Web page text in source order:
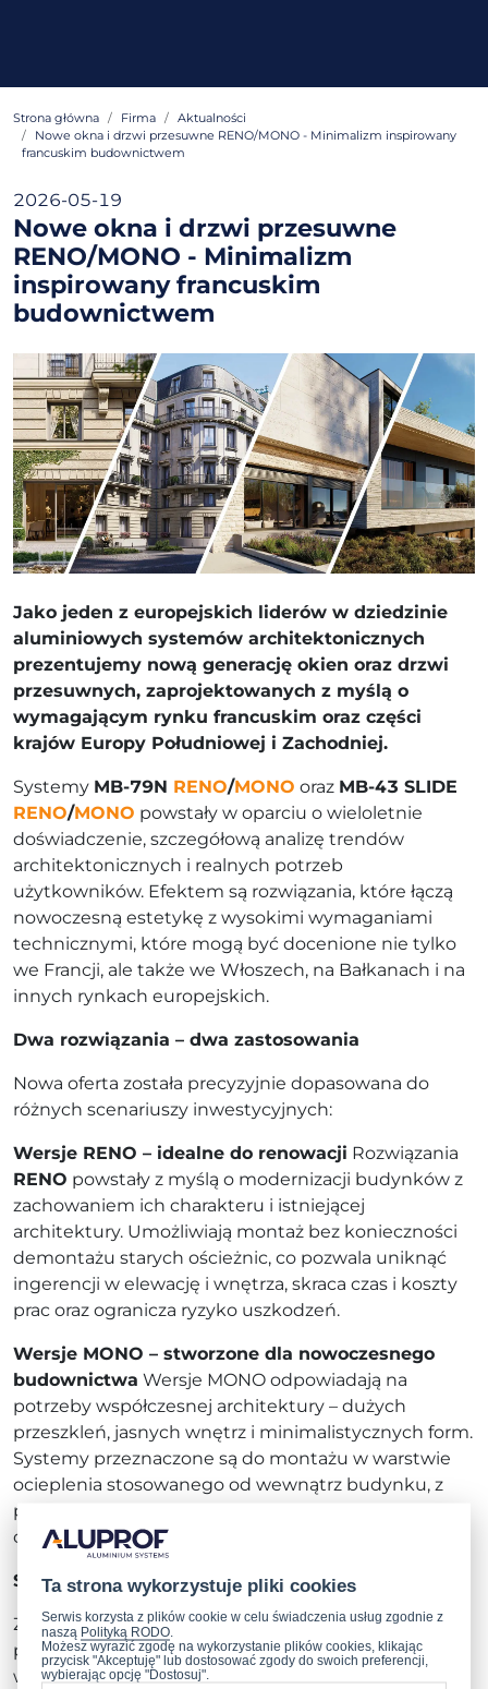
Strona główna Firma
Aktualności
Nowe okna i drzwi przesuwne RENO/MONO - Minimalizm inspirowany
francuskim budownictwem
2026-05-19
Nowe okna i drzwi przesuwne
RENO/MONO - Minimalizm
inspirowany francuskim
budownictwem
Jako jeden z europejskich liderów w dziedzinie
aluminiowych systemów architektonicznych
prezentujemy nową generację okien oraz drzwi
przesuwnych, zaprojektowanych z myślą o
wymagającym rynku francuskim oraz części
krajów Europy Południowej i Zachodniej.
Systemy MB-79N RENO/MONO oraz MB-43 SLIDE
RENO/MONO powstały w oparciu o wieloletnie
doświadczenie, szczegółową analizę trendów
architektonicznych i realnych potrzeb
użytkowników. Efektem są rozwiązania, które łączą
nowoczesną estetykę z wysokimi wymaganiami
technicznymi, które mogą być docenione nie tylko
we Francji, ale także we Włoszech, na Bałkanach i na
innych rynkach europejskich.
Dwa rozwiązania – dwa zastosowania
Nowa oferta została precyzyjnie dopasowana do
różnych scenariuszy inwestycyjnych:
Wersje RENO – idealne do renowacji Rozwiązania
RENO powstały z myślą o modernizacji budynków z
zachowaniem ich charakteru i istniejącej
architektury. Umożliwiają montaż bez konieczności
demontażu starych ościeżnic, co pozwala uniknąć
ingerencji w elewację i wnętrza, skraca czas i koszty
prac oraz ogranicza ryzyko uszkodzeń.
Wersje MONO – stworzone dla nowoczesnego
budownictwa Wersje MONO odpowiadają na
potrzeby współczesnej architektury – dużych
przeszkleń, jasnych wnętrz i minimalistycznych form.
Systemy przeznaczone są do montażu w warstwie
ocieplenia stosowanego od wewnątrz budynku, z
pełną integracją z wykończeniem otworów
okiennych.
Spójność i funkcjonalność
Zarówno oknaMB-79N RENO/MONO, jak i drzwi
przesuwneMB-43 SLIDE RENO/MONO, można
wyposażyć wrolety nadstawne
Ta strona wykorzystuje pliki cookies
Serwis korzysta z plików cookie w celu świadczenia usług zgodnie z
naszą Polityką RODO
Możesz wyrazić zgodę na wykorzystanie plików cookies, klikając
przycisk "Akceptuję" lub dostosować zgody do swoich preferencji,
wybierając opcję "Dostosuj".